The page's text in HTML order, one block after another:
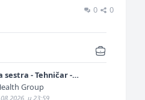
0 0
sestra - Tehničar -
(m/ž)Group
u 23:59